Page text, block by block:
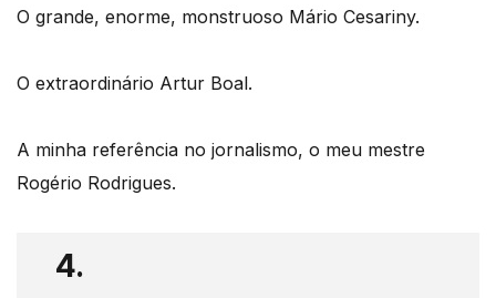
O grande, enorme, monstruoso Mário Cesariny.
O extraordinário Artur Boal.
A minha referência no jornalismo, o meu mestre
Rogério Rodrigues.
4.